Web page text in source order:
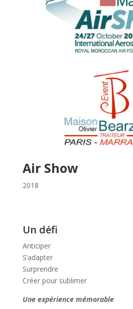
Air Show
2018
Un défi
Anticiper
S’adapter
Surprendre
Créer pour sublimer
Une expérience mémorable